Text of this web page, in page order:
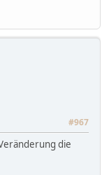
#967
die